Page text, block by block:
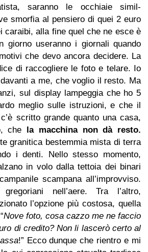
saranno le occhiaie simil-
smorfia al pensiero di quei 2 euro
caraibi, alla fine quel che ne esce è
giorno useranno i giornali quando
che devo ancora decidere. La
di raccogliere le foto e telare. Io
a me, che voglio il resto. Ma
sul display lampeggia che ho 5
meglio sulle istruzioni, e che il
scritto grande quanto una casa,
che la macchina non dà resto.
granitica bestemmia mista di terra
i denti. Nello stesso momento,
in volo dalla tettoia dei binari
scampana all’improvviso.
nell’aere. Tra l’altro,
l’opzione più costosa, quella
Nove foto, cosa cazzo me ne faccio
di credito? Non li lascerò certo al
!” Ecco dunque che rientro e mi